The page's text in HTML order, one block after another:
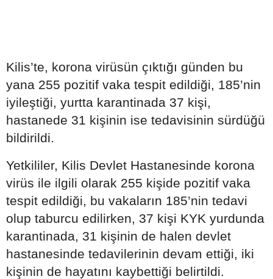
Kilis’te, korona virüsün çıktığı günden bu
yana 255 pozitif vaka tespit edildiği, 185’nin
iyileştiği, yurtta karantinada 37 kişi,
hastanede 31 kişinin ise tedavisinin sürdüğü
bildirildi.
Yetkililer, Kilis Devlet Hastanesinde korona
virüs ile ilgili olarak 255 kişide pozitif vaka
tespit edildiği, bu vakaların 185’nin tedavi
olup taburcu edilirken, 37 kişi KYK yurdunda
karantinada, 31 kişinin de halen devlet
hastanesinde tedavilerinin devam ettiği, iki
kişinin de hayatını kaybettiği belirtildi.